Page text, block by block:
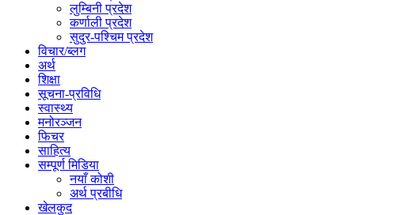
लुम्बिनी प्रदेश
कर्णाली प्रदेश
सुदुर-पश्चिम प्रदेश
विचार/ब्लग
अर्थ
शिक्षा
सूचना-प्रविधि
स्वास्थ्य
मनोरञ्जन
फिचर
साहित्य
सम्पूर्ण मिडिया
नयाँ कोशी
अर्थ प्रबीधि
खेलकुद